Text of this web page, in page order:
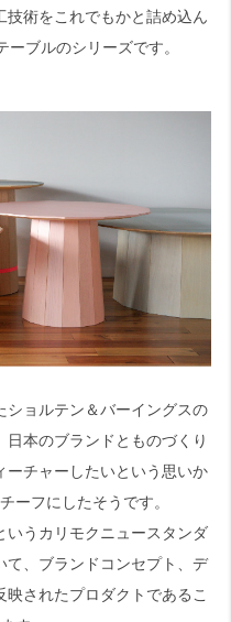
技術をこれでもかと詰め込ん
ブルのシリーズです。
ショルテン＆バーイングスの
本のブランドとものづくり
ーチャーしたいという思いか
ーフにしたそうです。
いうカリモクニュースタンダ
て、ブランドコンセプト、デ
されたプロダクトであるこ